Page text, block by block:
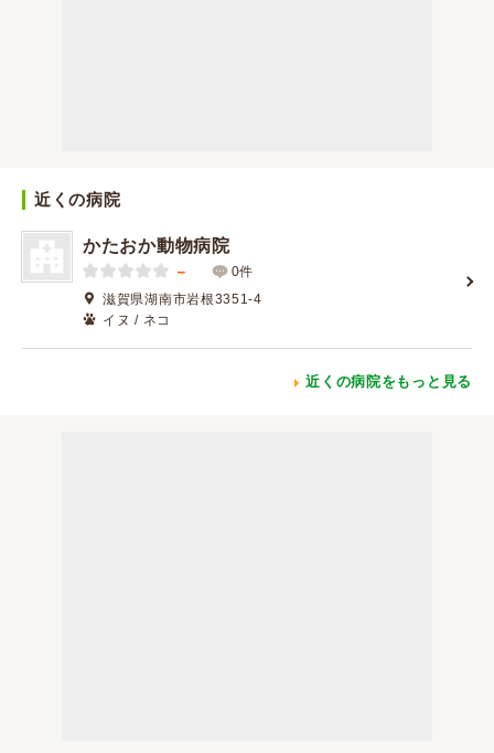
近くの病院
かたおか動物病院
－
0件
滋賀県湖南市岩根3351-4
イヌ / ネコ
近くの病院をもっと見る